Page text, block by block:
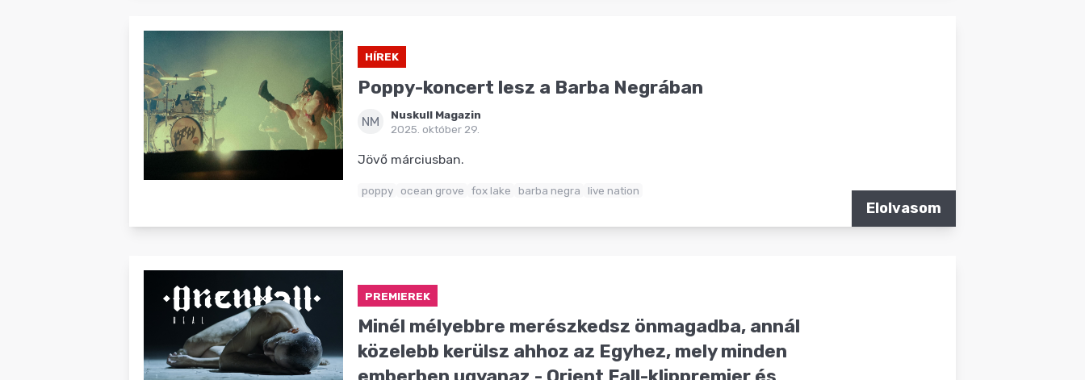
HÍREK
Poppy-koncert lesz a Barba Negrában
NM
Nuskull Magazin
2025. október 29.
Jövő márciusban.
poppy ocean grove fox lake barba negra live nation
Elolvasom
PREMIEREK
Minél mélyebbre merészkedsz önmagadba, annál
közelebb kerülsz ahhoz az Egyhez, mely minden